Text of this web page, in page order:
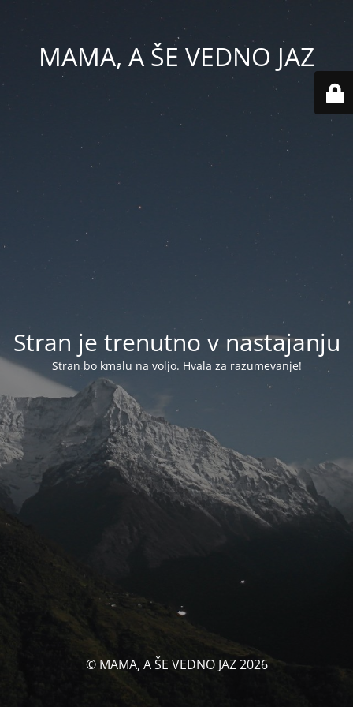
MAMA, A ŠE VEDNO JAZ
Stran je trenutno v nastajanju
Stran bo kmalu na voljo. Hvala za razumevanje!
© MAMA, A ŠE VEDNO JAZ 2026